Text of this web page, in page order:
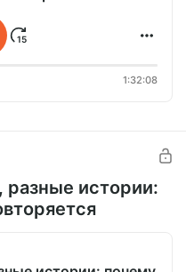
1:32:08
разные истории: